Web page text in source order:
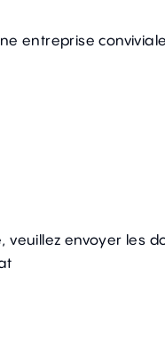
entreprise
envoyer les